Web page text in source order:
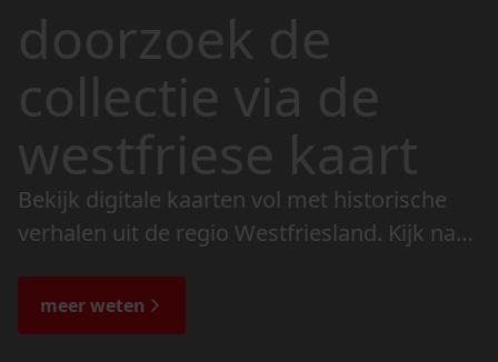
doorzoek de
collectie via de
westfriese kaart
Bekijk digitale kaarten vol met historische
verhalen uit de regio Westfriesland. Kijk naar
de bijzondere verhalen.
meer weten